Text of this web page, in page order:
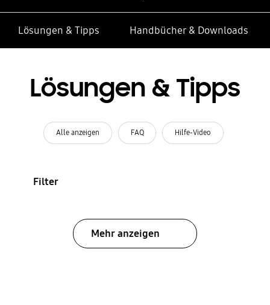
Lösungen & Tipps Handbücher & Downloads
Lösungen & Tipps
Alle anzeigen FAQ Hilfe-Video
Filter
Mehr anzeigen